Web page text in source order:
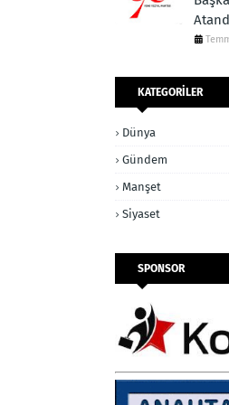
KATEGORİLER
Dünya
Gündem
Manşet
Siyaset
SPONSOR